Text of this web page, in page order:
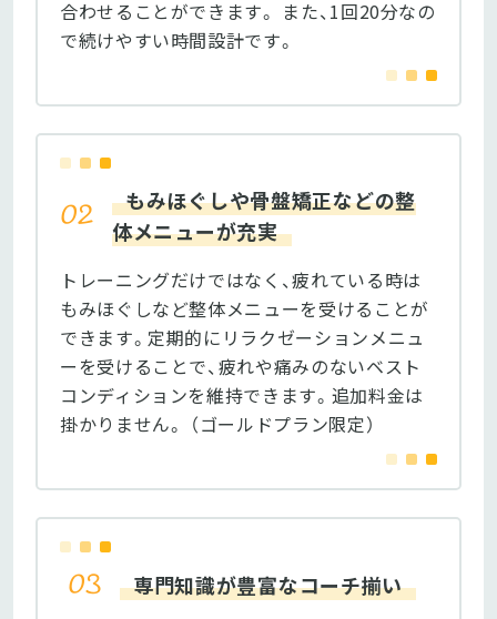
合わせることができます。 また、1回20分なの
で続けやすい時間設計です。
もみほぐしや骨盤矯正などの整
体メニューが充実
トレーニングだけではなく、疲れている時は
もみほぐしなど整体メニューを受けることが
できます。定期的にリラクゼーションメニュ
ーを受けることで、疲れや痛みのないベスト
コンディションを維持できます。追加料金は
掛かりません。 （ゴールドプラン限定）
専門知識が豊富なコーチ揃い